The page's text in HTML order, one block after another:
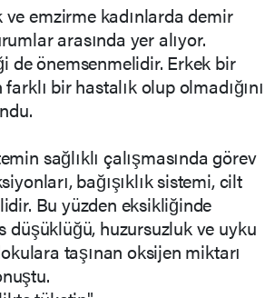
ve emzirme kadınlarda demir
arasında yer alıyor.
de önemsenmelidir. Erkek bir
bir hastalık olup olmadığını
sağlıklı çalışmasında görev
bağışıklık sistemi, cilt
Bu yüzden eksikliğinde
düşüklüğü, huzursuzluk ve uyku
taşınan oksijen miktarı